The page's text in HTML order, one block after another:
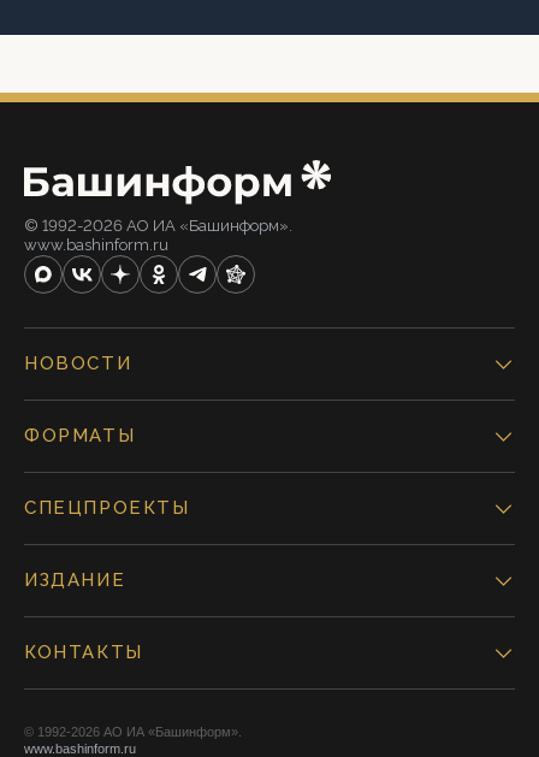
© 1992-2026 АО ИА «Башинформ».
www.bashinform.ru
НОВОСТИ
ФОРМАТЫ
СПЕЦПРОЕКТЫ
ИЗДАНИЕ
КОНТАКТЫ
© 1992-2026 АО ИА «Башинформ».
www.bashinform.ru